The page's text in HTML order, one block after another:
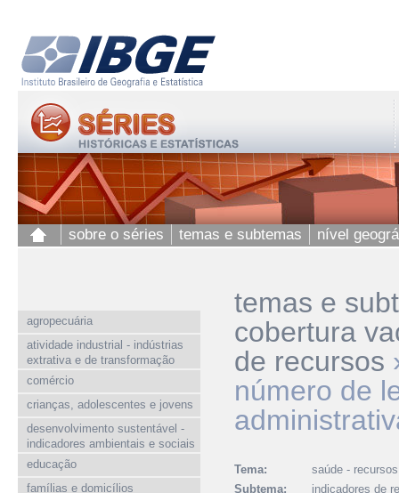
sobre o séries temas e subtemas nível
agropecuária
atividade industrial - indústrias
extrativa e de transformação
comércio
crianças, adolescentes e jovens
desenvolvimento sustentável -
indicadores ambientais e sociais
educação
famílias e domicílios
temas e
cobertura
de recursos
número de
Tema:
saúde -
Subtema:
indicadores de